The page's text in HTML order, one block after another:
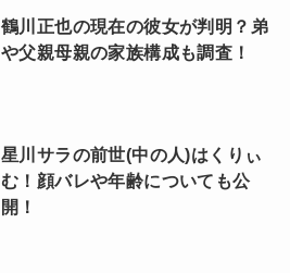
鶴川正也の現在の彼女が判明？弟
や父親母親の家族構成も調査！
星川サラの前世(中の人)はくりぃ
む！顔バレや年齢についても公
開！